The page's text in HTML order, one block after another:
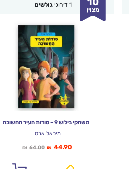
מצוין
1 דירוגיגולשים
משחקי בילוש 9 – סודות העיר החשוכה
מיכאל אבס
₪ 64.00המחיר
₪ 44.90המחיר
הוא: